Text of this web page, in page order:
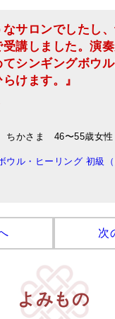
座
グボウル
なサロンでしたし
講しました。演
シンギングボウル
けます。』
かさま 46〜55歳女性
ウル・ヒーリング 初級
次
よみもの